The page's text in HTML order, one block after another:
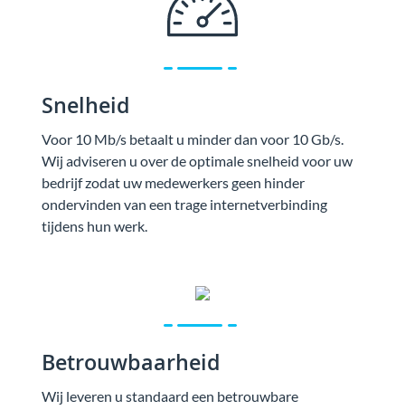
Snelheid
Voor 10 Mb/s betaalt u minder dan voor 10 Gb/s.
Wij adviseren u over de optimale snelheid voor uw
bedrijf zodat uw medewerkers geen hinder
ondervinden van een trage internetverbinding
tijdens hun werk.
Betrouwbaarheid
Wij leveren u standaard een betrouwbare